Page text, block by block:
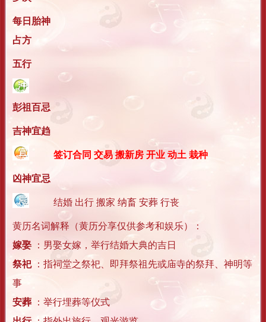
每日胎神
占方
五行
彭祖百忌
吉神宜趋
签订合同 交易 搬新房 开业 动土 栽种
凶神宜忌
结婚 出行 搬家 纳畜 安葬 行丧
黄历名词解释（黄历分享仅供参考和娱乐）：
嫁娶
：男娶女嫁，举行结婚大典的吉日
祭祀 ：指祠堂之祭祀、即拜祭祖先或庙寺的祭拜、神明等
事
安葬
：举行埋葬等仪式